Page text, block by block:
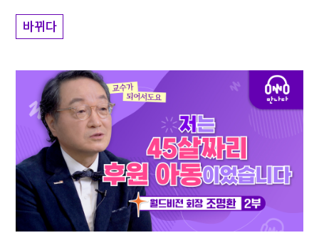
바뀌다